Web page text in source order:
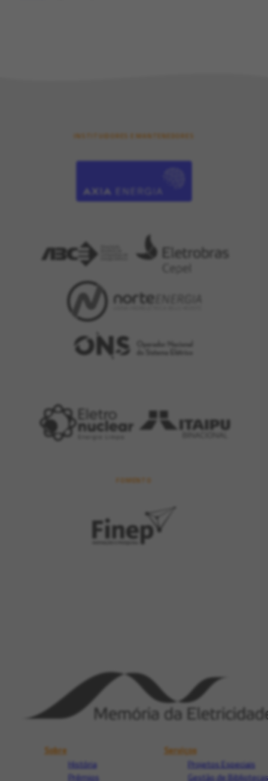
INSTITUIDORES E MANTENEDORES
FOMENTO
Sobre
História
Prêmios
Serviços
Projetos Especiais
Gestão de Bibliotecas